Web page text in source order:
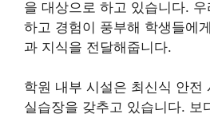
을 대상으로 하고 있습니다.
하고 경험이 풍부해 학생들에
과 지식을 전달해줍니다.
학원 내부 시설은 최신식 안전
실습장을 갖추고 있습니다. 보